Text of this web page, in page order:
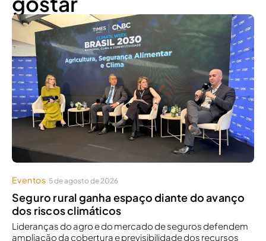
Eventos 5 de agosto de 2026
Seguro rural ganha espaço diante do avanço
dos riscos climáticos
Lideranças do agro e do mercado de seguros defendem
ampliação da cobertura e previsibilidade dos recursos